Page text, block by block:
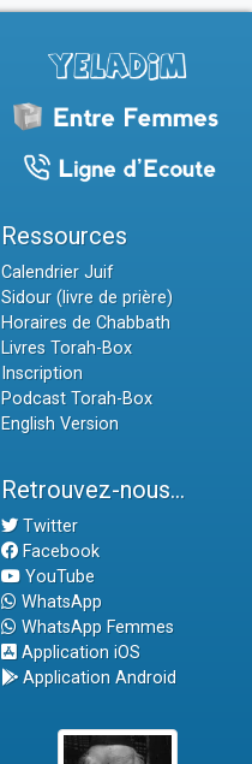
Ressources
Calendrier Juif
Sidour (livre de prière)
Horaires de Chabbath
Livres Torah-Box
Inscription
Podcast Torah-Box
English Version
Retrouvez-nous...
Twitter
Facebook
YouTube
WhatsApp
WhatsApp Femmes
Application iOS
Application Android